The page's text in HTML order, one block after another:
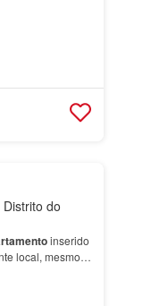
do
inserido
local, mesmo